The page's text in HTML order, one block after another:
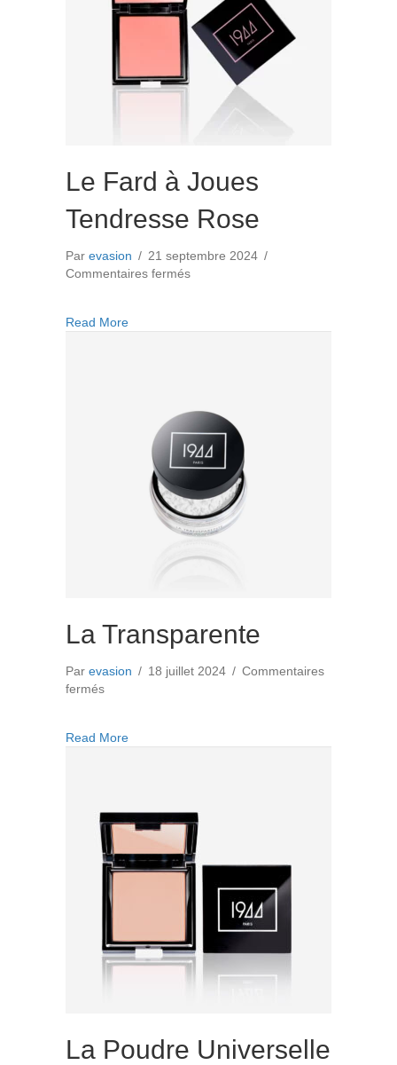
Le Fard à Joues
Tendresse Rose
Par evasion / 21 septembre 2024 /
Commentaires ferméssur
Read Moreabout Le Fard à Joues Tendresse Rose
La Transparente
Par evasion / 18 juillet 2024 / Commentaires
ferméssur
Read Moreabout La Transparente
La Poudre Universelle